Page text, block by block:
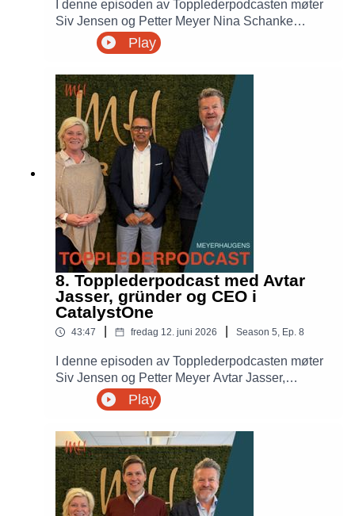
I denne episoden av Topplederpodcasten møter
Siv Jensen og Petter Meyer Nina Schanke
Funnemark, skattedirektør i Skatteetaten.
Samtalen handler om ledelse, digitalisering,
hvordan Skatteetaten jobber for å gjøre det
enklere å være skattepliktig samtidig som tilliten
til systemet bevares.
Play
8. Topplederpodcast med Avtar
Jasser, gründer og CEO i
CatalystOne
43:47 fredag 12. juni 2026 Season 5, Ep. 8
I denne episoden av Topplederpodcasten møter
Siv Jensen og Petter Meyer Avtar Jasser,
gründer og CEO i CatalystOne. Han forteller om
reisen fra oppstart til et av Nordens ledende HR-
gründere, og hva som skal til for å bygge globale
selskaper fra norsk jord. Samtalen handler også
om AI, ledelse, kapital, rammevilkår og hva vi
skal leve av når oljealderen en dag er over.
Play